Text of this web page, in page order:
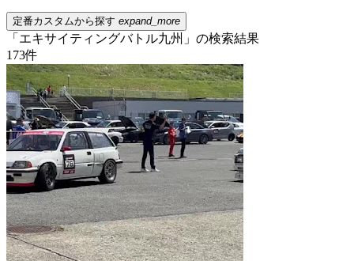
定番カスタムから探す expand_more
「エキサイティングバトル九州」の検索結果
173件